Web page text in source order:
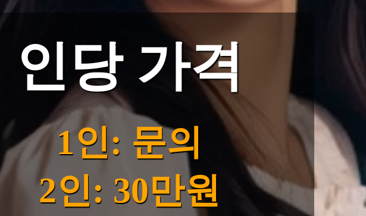
인당 가격
1인: 문의
2인: 30만원